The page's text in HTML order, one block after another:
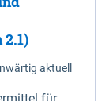
aktuell